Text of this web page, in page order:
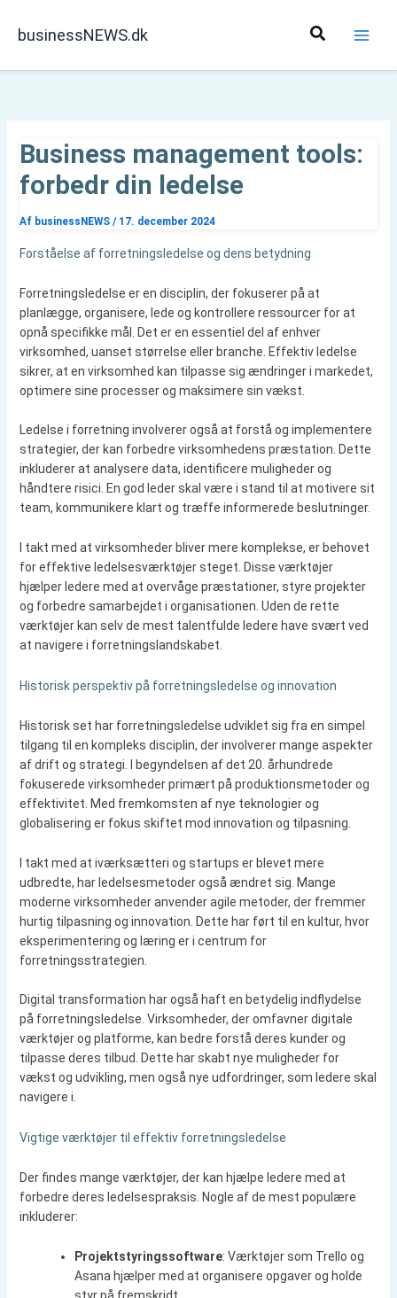
businessNEWS.dk Søg
Business management tools:
forbedr din ledelse
Af businessNEWS / 17. december 2024
Forståelse af forretningsledelse og dens betydning
Forretningsledelse er en disciplin, der fokuserer på at
planlægge, organisere, lede og kontrollere ressourcer for at
opnå specifikke mål. Det er en essentiel del af enhver
virksomhed, uanset størrelse eller branche. Effektiv ledelse
sikrer, at en virksomhed kan tilpasse sig ændringer i markedet,
optimere sine processer og maksimere sin vækst.
Ledelse i forretning involverer også at forstå og implementere
strategier, der kan forbedre virksomhedens præstation. Dette
inkluderer at analysere data, identificere muligheder og
håndtere risici. En god leder skal være i stand til at motivere sit
team, kommunikere klart og træffe informerede beslutninger.
I takt med at virksomheder bliver mere komplekse, er behovet
for effektive ledelsesværktøjer steget. Disse værktøjer
hjælper ledere med at overvåge præstationer, styre projekter
og forbedre samarbejdet i organisationen. Uden de rette
værktøjer kan selv de mest talentfulde ledere have svært ved
at navigere i forretningslandskabet.
Historisk perspektiv på forretningsledelse og innovation
Historisk set har forretningsledelse udviklet sig fra en simpel
tilgang til en kompleks disciplin, der involverer mange aspekter
af drift og strategi. I begyndelsen af det 20. århundrede
fokuserede virksomheder primært på produktionsmetoder og
effektivitet. Med fremkomsten af nye teknologier og
globalisering er fokus skiftet mod innovation og tilpasning.
I takt med at iværksætteri og startups er blevet mere
udbredte, har ledelsesmetoder også ændret sig. Mange
moderne virksomheder anvender agile metoder, der fremmer
hurtig tilpasning og innovation. Dette har ført til en kultur, hvor
eksperimentering og læring er i centrum for
forretningsstrategien.
Digital transformation har også haft en betydelig indflydelse
på forretningsledelse. Virksomheder, der omfavner digitale
værktøjer og platforme, kan bedre forstå deres kunder og
tilpasse deres tilbud. Dette har skabt nye muligheder for
vækst og udvikling, men også nye udfordringer, som ledere skal
navigere i.
Vigtige værktøjer til effektiv forretningsledelse
Der findes mange værktøjer, der kan hjælpe ledere med at
forbedre deres ledelsespraksis. Nogle af de mest populære
inkluderer:
Projektstyringssoftware: Værktøjer som Trello og
Asana hjælper med at organisere opgaver og holde
styr på fremskridt.